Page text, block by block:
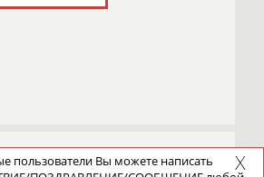
пользователи Вы можете написать